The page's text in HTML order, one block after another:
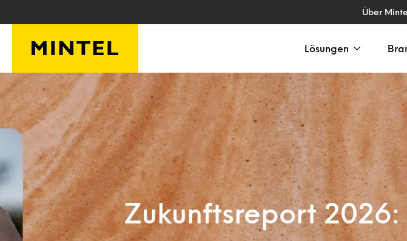
Über Mintel
Lösungen
Zukunftsreport